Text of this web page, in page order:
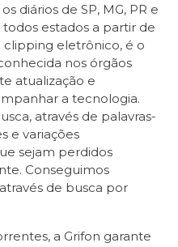
diários de SP, MG, PR e
estados a partir de
clipping eletrônico, é o
nos órgãos
atualização e
a tecnologia.
através de palavras-
e variações
sejam perdidos
Conseguimos
de busca por
a Grifon garante